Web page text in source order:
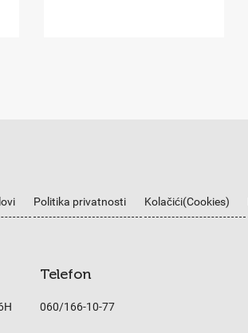
Politika privatnosti Kolačići(Cookies)
Telefon
060/166-10-77